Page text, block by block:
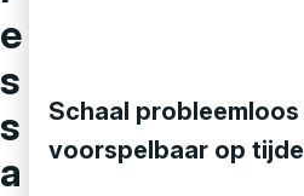
e
s
s
a
Schaal probleemloos
voorspelbaar op